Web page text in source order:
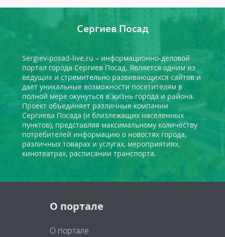
Сергиев Посад
Sergiev-posad-live.ru – информационно-деловой
портал города Сергиев Посад. Является одним из
ведущих и стремительно развивающихся сайтов и
даёт уникальные возможности посетителям в
полной мере окунуться в жизнь города и района.
Проект объединяет различные компании
Сергиева Посада (и близлежащих населенных
пунктов), представляя максимальному количеству
потребителей информацию о новостях города,
различных товарах и услугах, мероприятиях,
кинотеатрах, расписании транспорта.
О портале
О портале